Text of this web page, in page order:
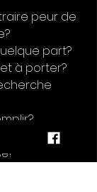
peur de
part?
à porter?